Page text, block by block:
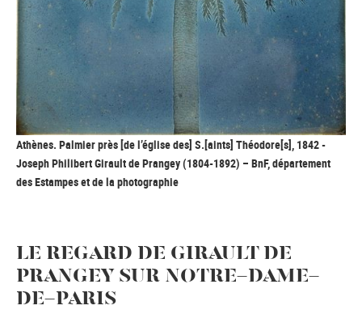
Athènes. Palmier près [de l’église des] S.[aints] Théodore[s], 1842 -
Joseph Philibert Girault de Prangey (1804-1892) – BnF, département
des Estampes et de la photographie
LE REGARD DE GIRAULT DE
PRANGEY SUR NOTRE-DAME-
DE-PARIS